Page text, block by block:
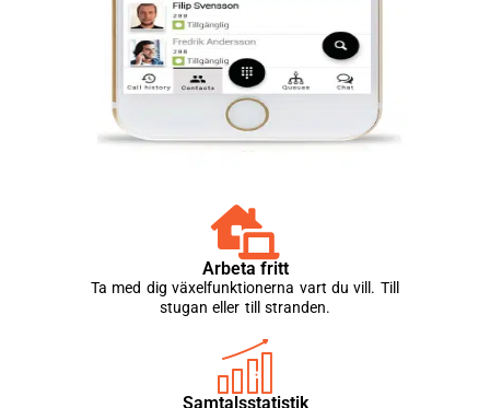
Arbeta fritt
Ta med dig växelfunktionerna vart du vill. Till
stugan eller till stranden.
Samtalsstatistik